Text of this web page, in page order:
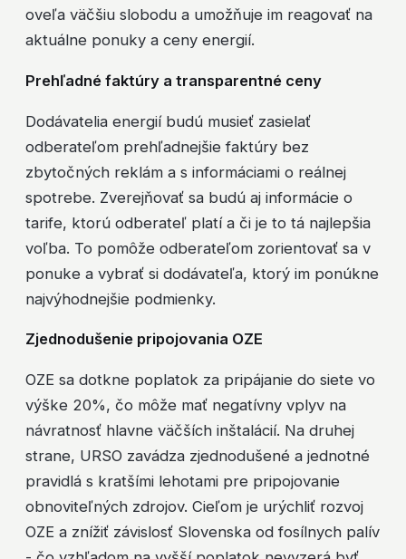
oveľa väčšiu slobodu a umožňuje im reagovať na
aktuálne ponuky a ceny energií.
Prehľadné faktúry a transparentné ceny
Dodávatelia energií budú musieť zasielať
odberateľom prehľadnejšie faktúry bez
zbytočných reklám a s informáciami o reálnej
spotrebe. Zverejňovať sa budú aj informácie o
tarife, ktorú odberateľ platí a či je to tá najlepšia
voľba. To pomôže odberateľom zorientovať sa v
ponuke a vybrať si dodávateľa, ktorý im ponúkne
najvýhodnejšie podmienky.
Zjednodušenie pripojovania OZE
OZE sa dotkne poplatok za pripájanie do siete vo
výške 20%, čo môže mať negatívny vplyv na
návratnosť hlavne väčších inštalácií. Na druhej
strane, URSO zavádza zjednodušené a jednotné
pravidlá s kratšími lehotami pre pripojovanie
obnoviteľných zdrojov. Cieľom je urýchliť rozvoj
OZE a znížiť závislosť Slovenska od fosílnych palív